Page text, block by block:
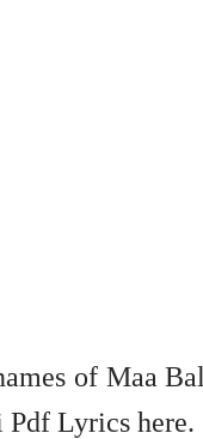
of Maa
Lyrics here.